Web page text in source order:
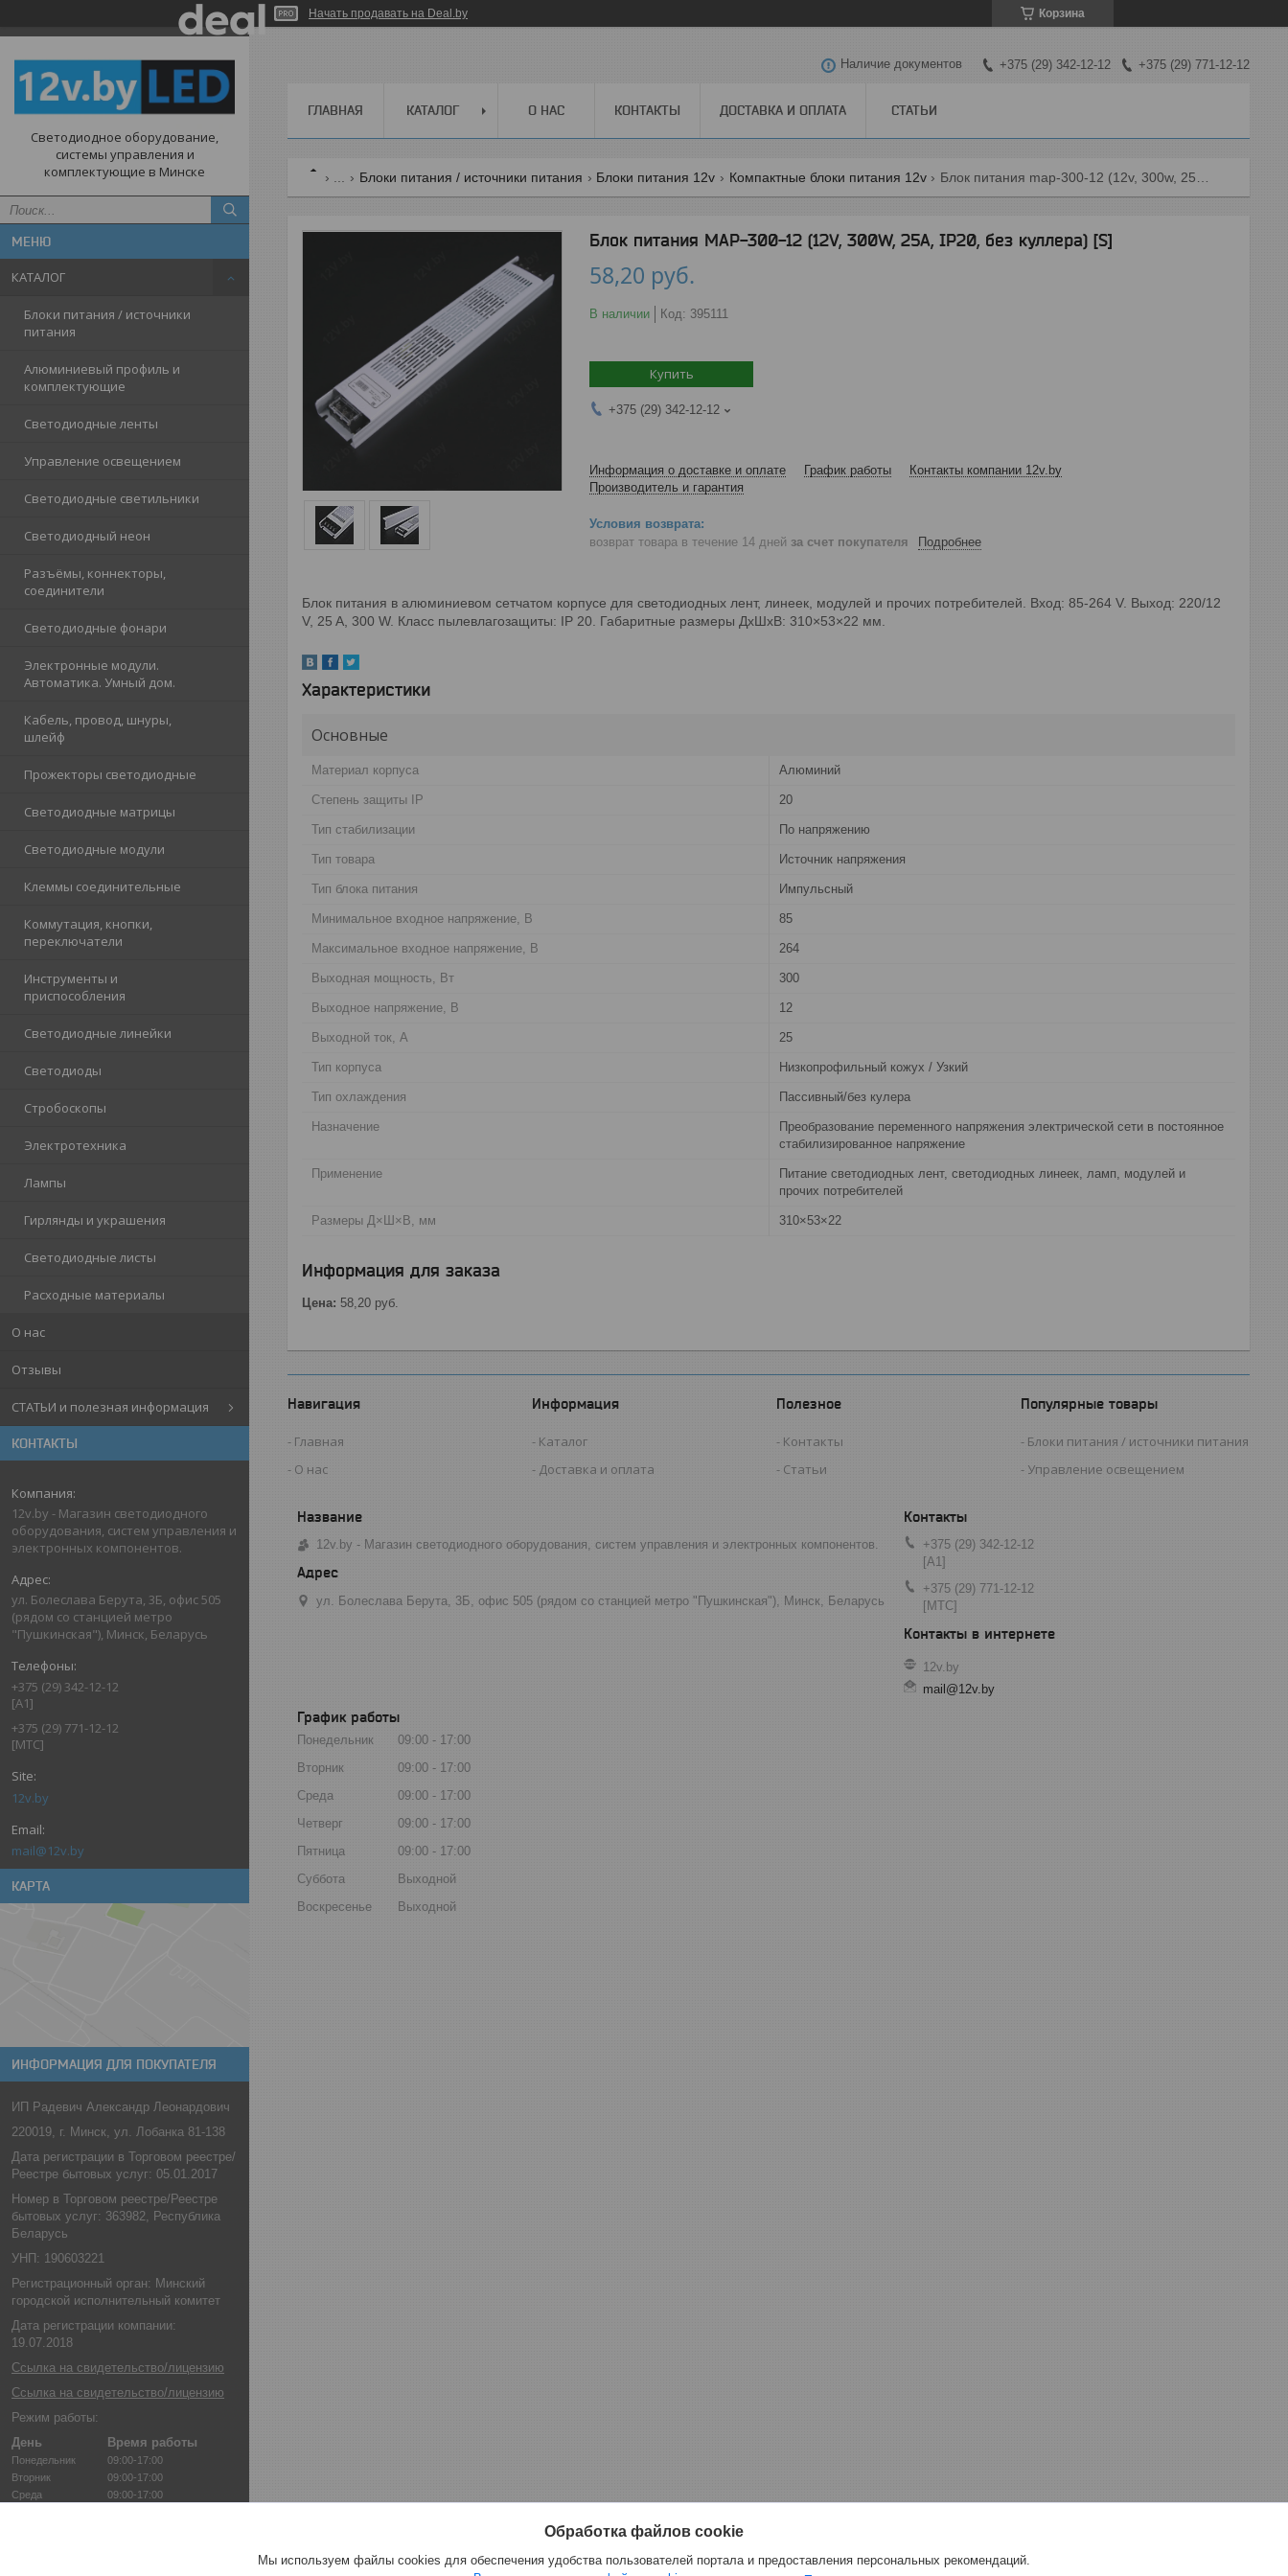
Начать продавать на Deal.by Корзина
Светодиодное оборудование,
системы управления и
комплектующие в Минске
КАТАЛОГ
Блоки питания / источники
питания
Алюминиевый профиль и
комплектующие
Светодиодные ленты
Управление освещением
Светодиодные светильники
Светодиодный неон
Разъёмы, коннекторы,
соединители
Светодиодные фонари
Электронные модули.
Автоматика. Умный дом.
Кабель, провод, шнуры,
шлейф
Прожекторы светодиодные
Светодиодные матрицы
Светодиодные модули
Клеммы соединительные
Коммутация, кнопки,
переключатели
Инструменты и
приспособления
Светодиодные линейки
Светодиоды
Стробоскопы
Электротехника
Лампы
Гирлянды и украшения
Светодиодные листы
Расходные материалы
О нас
Отзывы
СТАТЬИ и полезная информация
КОНТАКТЫ
12v.by - Магазин светодиодного
оборудования, систем управления и
электронных компонентов.
ул. Болеслава Берута, 3Б, офис 505
(рядом со станцией метро
"Пушкинская"), Минск, Беларусь
+375 (29) 342-12-12
[A1]
+375 (29) 771-12-12
[МТС]
12v.by
mail@12v.by
КАРТА
ИНФОРМАЦИЯ ДЛЯ ПОКУПАТЕЛЯ
ИП Радевич Александр Леонардович
220019, г. Минск, ул. Лобанка 81-138
Дата регистрации в Торговом реестре/
Реестре бытовых услуг: 05.01.2017
Номер в Торговом реестре/Реестре
бытовых услуг: 363982, Республика
Беларусь
УНП: 190603221
Регистрационный орган: Минский
городской исполнительный комитет
Дата регистрации компании:
19.07.2018
Ссылка на свидетельство/лицензию
Ссылка на свидетельство/лицензию
Режим работы:
День
Время работы
Понедельник
09:00-17:00
Вторник
09:00-17:00
Среда
09:00-17:00
Наличие документов +375 (29) 342-12-12 +375 (29) 771-12-12
ГЛАВНАЯ КАТАЛОГ О НАС КОНТАКТЫ ДОСТАВКА И ОПЛАТА СТАТЬИ
Блоки питания / источники питания Блоки питания 12v Компактные блоки питания 12v
Блок питания MAP-300-12 (12V, 300W, 25A, IP20, без куллера) [S]
58,20 руб.
В наличии Код: 395111
Купить
+375 (29) 342-12-12
Информация о доставке и оплате График работы
Контакты компании 12v.by
Производитель и гарантия
возврат товара в течение 14 дней за счет покупателя Подробнее
Блок питания в алюминиевом сетчатом корпусе для светодиодных лент, линеек, модулей и прочих потребителей. Вход: 85-264 V. Выход: 220/12
V, 25 A, 300 W. Класс пылевлагозащиты: IP 20. Габаритные размеры ДхШхВ: 310×53×22 мм.
Характеристики
Основные
Материал корпуса Алюминий
Степень защиты IP 20
Тип стабилизации По напряжению
Тип товара Источник напряжения
Тип блoка питания Импульсный
Минимальное вхoдное нaпряжение, В 85
Максимальное входное напряжение, В 264
Выходная мощность, Вт 300
Выходное напряжение, В 12
Выходной ток, А 25
Тип кoрпyса Низкопрофильный кожух / Узкий
Тип oхлаждения Пассивный/без кулера
Назначение
Преобразование переменного напряжения электрической сети в постоянное
стабилизированное напряжение
Применение
Питание светодиодных лент, светодиодных линеек, ламп, модулей и
прочих потребителей
Размеры Д×Ш×В, мм 310×53×22
Информация для заказа
Цена: 58,20 руб.
Навигация
Главная
О нас
Информация
Каталог
Доставка и оплата
Полезное
Контакты
Статьи
Популярные товары
Блоки питания / источники питания
Управление освещением
12v.by - Магазин светодиодного оборудования, систем управления и электронных компонентов.
ул. Болеслава Берута, 3Б, офис 505 (рядом со станцией метро "Пушкинская"), Минск, Беларусь
+375 (29) 342-12-12
[A1]
+375 (29) 771-12-12
[МТС]
12v.by
mail@12v.by
График работы
Понедельник 09:00
17:00
Вторник
09:00
17:00
Среда
09:00
17:00
Четверг
09:00
17:00
Пятница
09:00
17:00
Суббота
Выходной
Воскресенье
Выходной
Обработка файлов cookie
Мы используем файлы cookies для обеспечения удобства пользователей портала и предоставления персональных рекомендаций.